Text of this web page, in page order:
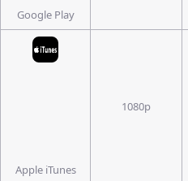
Google Play
Apple iTunes
1080p